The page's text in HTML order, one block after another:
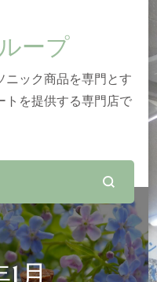
ープ
ニック商品を専門とす
トを提供する専門店で